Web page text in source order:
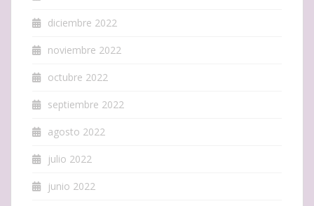
diciembre 2022
noviembre 2022
octubre 2022
septiembre 2022
agosto 2022
julio 2022
junio 2022